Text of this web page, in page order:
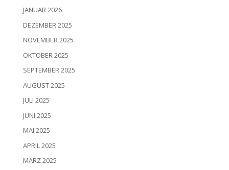
JANUAR 2026
DEZEMBER 2025
NOVEMBER 2025
OKTOBER 2025
SEPTEMBER 2025
AUGUST 2025
JULI 2025
JUNI 2025
MAI 2025
APRIL 2025
MÄRZ 2025